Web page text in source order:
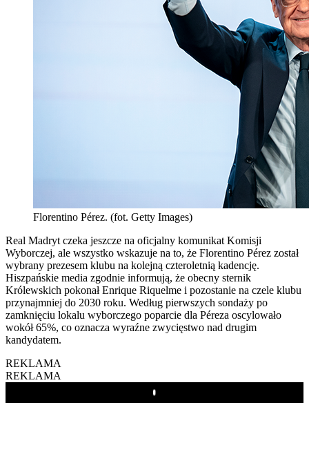
Florentino Pérez. (fot. Getty Images)
Real Madryt czeka jeszcze na oficjalny komunikat Komisji
Wyborczej, ale wszystko wskazuje na to, że Florentino Pérez został
wybrany prezesem klubu na kolejną czteroletnią kadencję.
Hiszpańskie media zgodnie informują, że obecny sternik
Królewskich pokonał Enrique Riquelme i pozostanie na czele klubu
przynajmniej do 2030 roku. Według pierwszych sondaży po
zamknięciu lokalu wyborczego poparcie dla Péreza oscylowało
wokół 65%, co oznacza wyraźne zwycięstwo nad drugim
kandydatem.
REKLAMA
REKLAMA
Play